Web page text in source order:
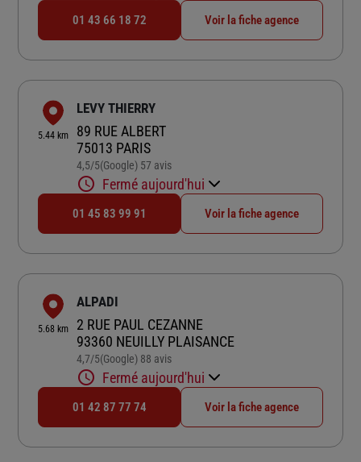
01 43 66 18 72 Voir la fiche agence
5.44 km
LEVY THIERRY
89 RUE ALBERT
75013 PARIS
4,5/5Note de 4.5 sur 5
(Google) 57 avis
Fermé aujourd'hui
01 45 83 99 91 Voir la fiche agence
5.68 km
ALPADI
2 RUE PAUL CEZANNE
93360 NEUILLY PLAISANCE
4,7/5Note de 4.7 sur 5
(Google) 88 avis
Fermé aujourd'hui
01 42 87 77 74 Voir la fiche agence